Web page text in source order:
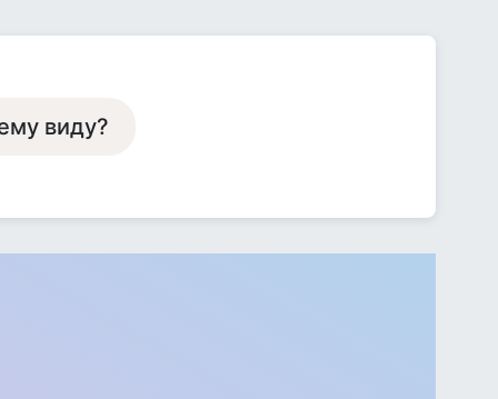
виду?